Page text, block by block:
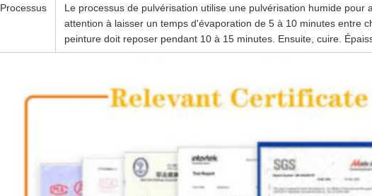
Processus
Le processus de pulvérisation utilise une pulvérisation humide
attention à laisser un temps d'évaporation de 5 à 10 minutes entre
peinture doit reposer pendant 10 à 15 minutes. Ensuite, cuire.